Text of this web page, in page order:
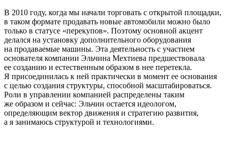
В 2010 году, когда мы начали торговать с открытой площадки,
в таком формате продавать новые автомобили можно было
только в статусе «перекупов». Поэтому основной акцент
делался на уста­новку дополнительного оборудования
на продаваемые машины. Эта деятельность с участием
основателя компании Эльчина Мехтиева предшествовала
ее созданию и естественным образом в нее перетекла.
Я присоединилась к ней практически в момент ее основания
с целью создания структуры, способной масштабиро­ваться.
Роли в управлении компанией распределены таким
же образом и сейчас: Эльчин остается идеологом,
определяющим вектор движения и стратегию развития,
а я занимаюсь структурой и технологиями.